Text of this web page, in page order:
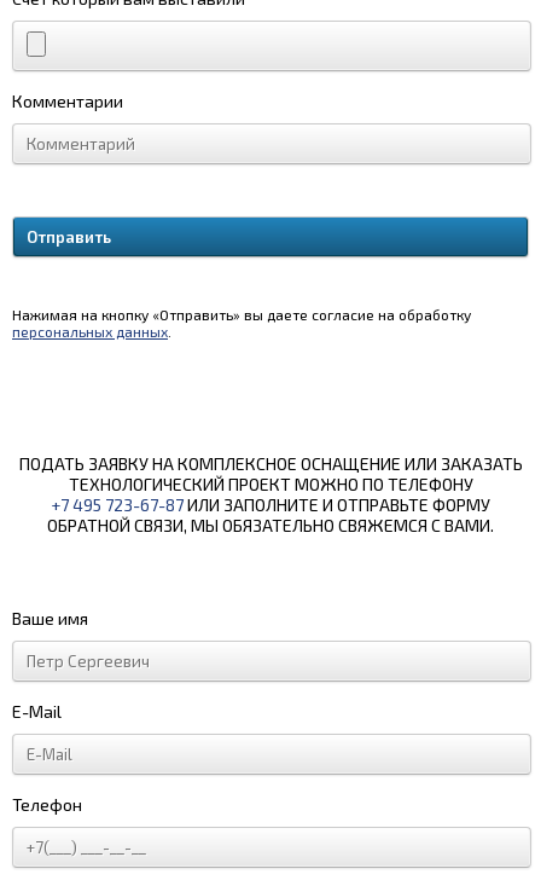
Комментарии
Нажимая на кнопку «Отправить» вы даете согласие на обработку
персональных данных
ПОДАТЬ ЗАЯВКУ НА КОМПЛЕКСНОЕ ОСНАЩЕНИЕ ИЛИ ЗАКАЗАТЬ
ТЕХНОЛОГИЧЕСКИЙ ПРОЕКТ МОЖНО ПО ТЕЛЕФОНУ
+7 495 723-67-87ИЛИ ЗАПОЛНИТЕ И ОТПРАВЬТЕ ФОРМУ
ОБРАТНОЙ СВЯЗИ, МЫ ОБЯЗАТЕЛЬНО СВЯЖЕМСЯ С ВАМИ.
Ваше имя
E-Mail
Телефон